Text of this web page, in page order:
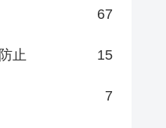
67
止 15
7